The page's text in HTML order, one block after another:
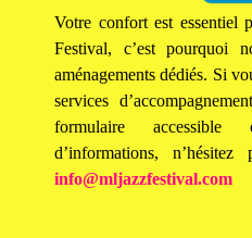
Votre confort est essentiel
Festival, c’est pourquoi
aménagements dédiés. Si
services
formulaire accessible
d’informations,
info@mljazzfestival.com